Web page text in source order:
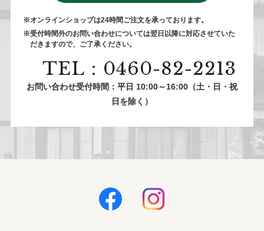
※オンラインショップは24時間ご注⽂を承っております。
※受付時間外のお問い合わせについては翌⽇以降に対応させていた
だきますので、ご了承ください。
TEL：0460-82-2213
お問い合わせ受付時間：平日 10:00～16:00（土・日・祝
日を除く）